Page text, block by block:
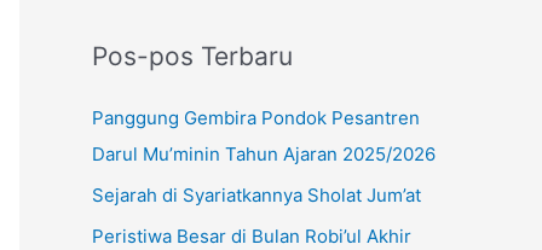
i
u
n
Pos-pos Terbaru
Panggung Gembira Pondok Pesantren
Darul Mu’minin Tahun Ajaran 2025/2026
Sejarah di Syariatkannya Sholat Jum’at
Peristiwa Besar di Bulan Robi’ul Akhir